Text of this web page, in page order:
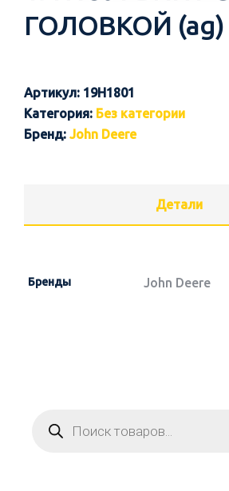
ГОЛОВКОЙ (ag)
Артикул: 19H1801
Категория: Без категории
Бренд: John Deere
Детали
Бренды John Deere